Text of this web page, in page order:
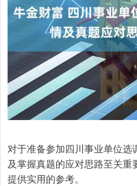
对于准备参加四川事业单位
及掌握真题的应对思路至关
提供实用的参考。